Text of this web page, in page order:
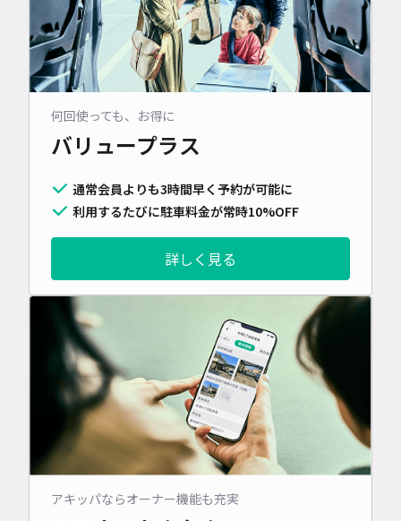
何回使っても、お得に
バリュープラス
通常会員よりも3時間早く予約が可能に
利用するたびに駐車料金が常時10%OFF
詳しく見る
アキッパならオーナー機能も充実